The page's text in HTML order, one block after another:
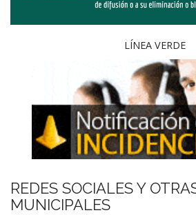
LÍNEA VERDE
REDES SOCIALES Y
MUNICIPALES